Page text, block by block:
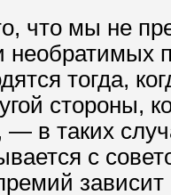
что мы не
необратимых
тогда,
стороны,
— в таких
с